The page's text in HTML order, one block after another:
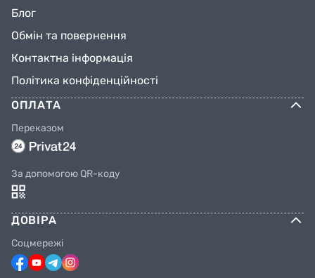
Блог
Обмін та повернення
Контактна інформація
Політика конфіденційності
ОПЛАТА
Переказом
За допомогою QR-коду
ДОВІРА
Соцмережі